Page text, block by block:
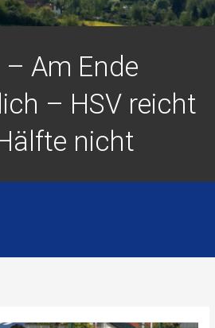
Am Ende
– HSV reicht
nicht